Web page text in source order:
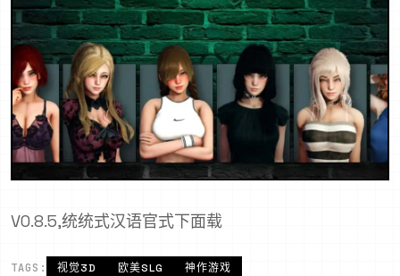
V0.8.5,统统式汉语官式下面载
TAGS: 视觉3D 欧美SLG 神作游戏